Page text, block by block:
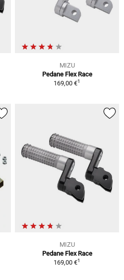
MIZU
Pedane Flex Race
169,00 €1
MIZU
Pedane Flex Race
169,00 €1